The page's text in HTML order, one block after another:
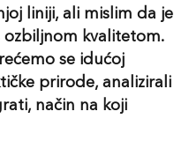
liniji, ali mislim da je
ozbiljnom kvalitetom.
se idućoj
prirode, analizirali
način na koji